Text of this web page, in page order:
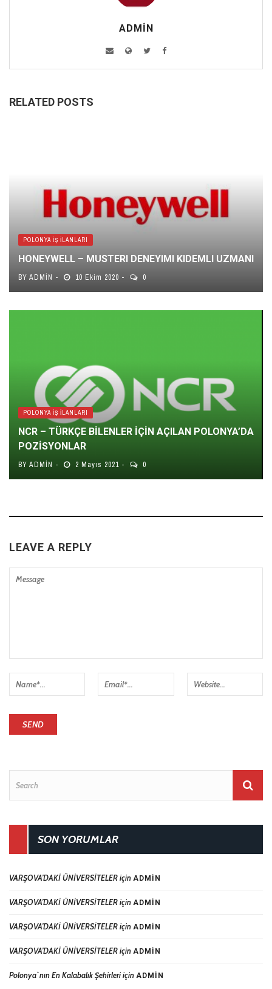
ADMIN
RELATED POSTS
POLONYA İŞ İLANLARI
HONEYWELL – MUSTERI DENEYIMI KIDEMLI UZMANI
BY ADMIN 10 Ekim 2020 0
POLONYA İŞ İLANLARI
NCR – TÜRKÇE BİLENLER İÇİN AÇILAN POLONYA’DA
POZİSYONLAR
BY ADMIN 2 Mayıs 2021 0
LEAVE A REPLY
SON YORUMLAR
VARŞOVA’DAKİ ÜNİVERSİTELERiçin ADMIN
VARŞOVA’DAKİ ÜNİVERSİTELERiçin ADMIN
VARŞOVA’DAKİ ÜNİVERSİTELERiçin ADMIN
VARŞOVA’DAKİ ÜNİVERSİTELERiçin ADMIN
Polonya`nın En Kalabalık Şehirleriiçin ADMIN